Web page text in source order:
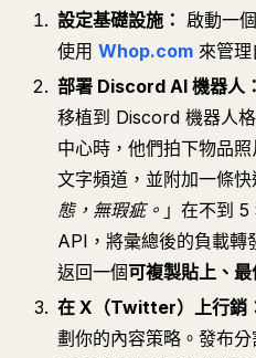
設定基礎設施： 啟動一
使用 Whop.com 來管理
部署 Discord AI 機器人：
移植到 Discord 機器人
中心時，他們拍下物品
文字頻道，並附加一條
態，無瑕疵。 」在不到
API，將彙總後的負載
返回一個可複製貼上、
在 X（Twitter）上行銷
劃你的內容策略。發布